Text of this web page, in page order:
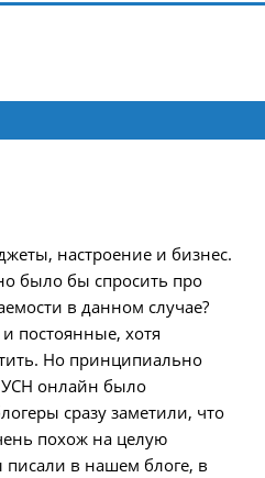
настроение и бизнес.
было бы спросить про
в данном случае?
постоянные, хотя
Но принципиально
УСН онлайн было
сразу заметили, что
похож на целую
в нашем блоге, в